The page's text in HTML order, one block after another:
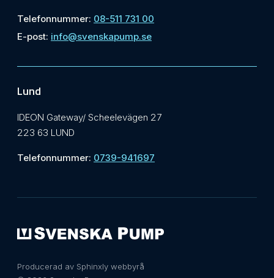
Telefonnummer: 08-511 731 00
E-post: info@svenskapump.se
Lund
IDEON Gateway/ Scheelevägen 27
223 63 LUND
Telefonnummer: 0739-941697
Producerad av Sphinxly webbyrå